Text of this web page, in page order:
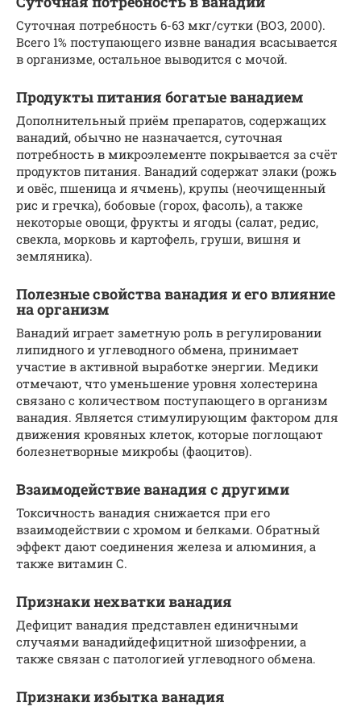
Суточная потребность 6-63 мкг/сутки (ВОЗ, 2000).
Всего 1% поступающего извне ванадия всасывается
в организме, остальное выводится с мочой.
Продукты питания богатые ванадием
Дополнительный приём препаратов, содержащих
ванадий, обычно не назначается, суточная
потребность в микроэлементе покрывается за счёт
продуктов питания. Ванадий содержат злаки (рожь
и овёс, пшеница и ячмень), крупы (неочищенный
рис и гречка), бобовые (горох, фасоль), а также
некоторые овощи, фрукты и ягоды (салат, редис,
свекла, морковь и картофель, груши, вишня и
земляника).
Полезные свойства ванадия и его влияние
на организм
Ванадий играет заметную роль в регулировании
липидного и углеводного обмена, принимает
участие в активной выработке энергии. Медики
отмечают, что уменьшение уровня холестерина
связано с количеством поступающего в организм
ванадия. Является стимулирующим фактором для
движения кровяных клеток, которые поглощают
болезнетворные микробы (фаоцитов).
Взаимодействие ванадия с другими
Токсичность ванадия снижается при его
взаимодействии с хромом и белками. Обратный
эффект дают соединения железа и алюминия, а
также витамин С.
Признаки нехватки ванадия
Дефицит ванадия представлен единичными
случаями ванадийдефицитной шизофрении, а
также связан с патологией углеводного обмена.
Признаки избытка ванадия